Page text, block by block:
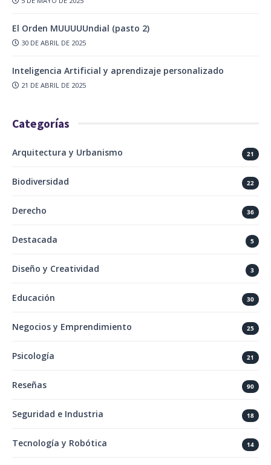
El Orden MUUUUUndial (pasto 2)
30 DE ABRIL DE 2025
Inteligencia Artificial y aprendizaje personalizado
21 DE ABRIL DE 2025
Categorías
Arquitectura y Urbanismo 21
Biodiversidad 22
Derecho 36
Destacada 5
Diseño y Creatividad 3
Educación 30
Negocios y Emprendimiento 25
Psicología 21
Reseñas 90
Seguridad e Industria 18
Tecnología y Robótica 14